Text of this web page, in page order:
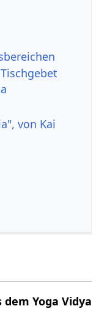
von Kai
Yoga Vidya